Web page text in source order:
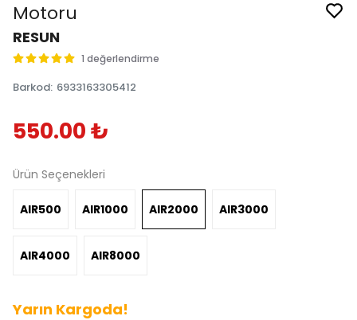
Motoru
RESUN
1 değerlendirme
Barkod: 6933163305412
550.00 ₺
Ürün Seçenekleri
AIR500 AIR1000 AIR2000 AIR3000
AIR4000 AIR8000
Yarın Kargoda!